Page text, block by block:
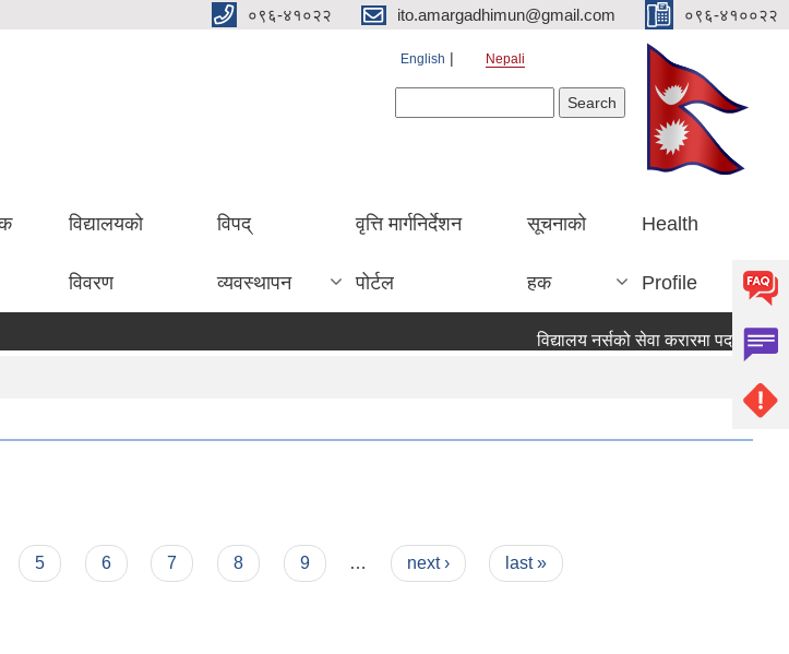
०९६-४१०२२ ito.amargadhimun@gmail.com ०९६-४१००२२
English Nepali
विद्यालयको
विवरण
विपद्
व्यवस्थापन
वृत्ति मार्गनिर्देशन
पोर्टल
सूचनाको
हक
Health
Profile
विद्यालय नर्सको सेवा करारमा पदपूर्ति गर्ने
5 6 7 8 9 … next › last »